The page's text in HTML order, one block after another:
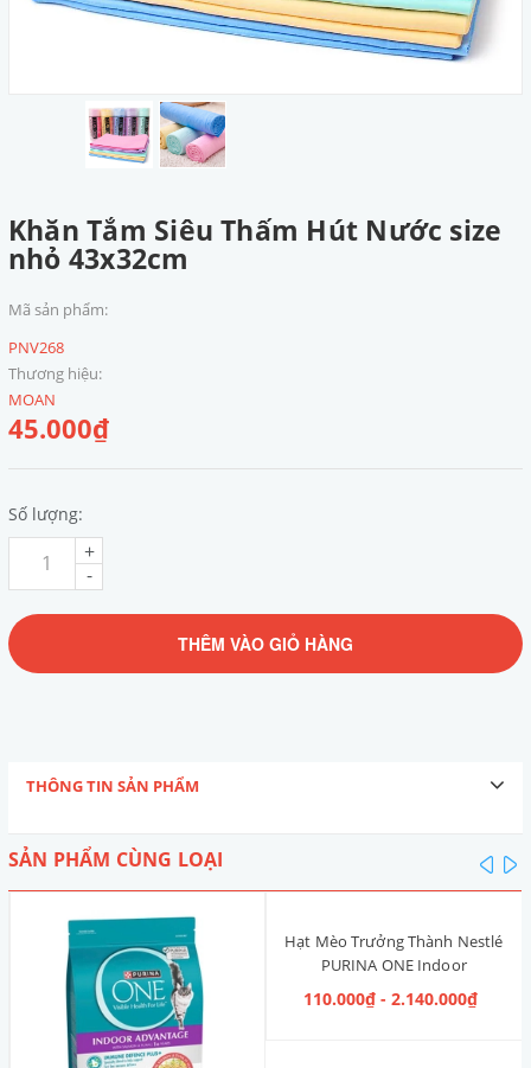
Khăn Tắm Siêu Thấm Hút Nước size
nhỏ 43x32cm
Mã sản phẩm:
PNV268
Thương hiệu:
MOAN
45.000₫
Số lượng:
-
+
THÊM VÀO GIỎ HÀNG
THÔNG TIN SẢN PHẨM
SẢN PHẨM CÙNG LOẠI
Hạt Mèo Trưởng Thành Nestlé
PURINA ONE Indoor
Advantage [Vị Gà]
110.000₫ - 2.140.000₫